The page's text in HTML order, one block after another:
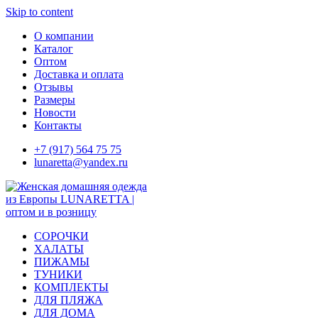
Skip to content
О компании
Каталог
Оптом
Доставка и оплата
Отзывы
Размеры
Новости
Контакты
+7 (917) 564 75 75
lunaretta@yandex.ru
СОРОЧКИ
ХАЛАТЫ
ПИЖАМЫ
ТУНИКИ
КОМПЛЕКТЫ
ДЛЯ ПЛЯЖА
ДЛЯ ДОМА